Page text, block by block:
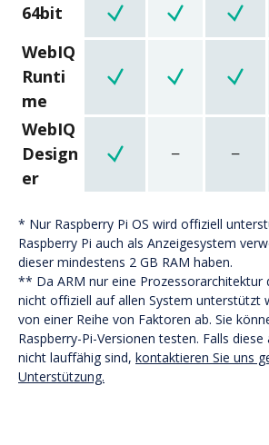
64bit
WebIQ
Runti
me
WebIQ
Design
er
− −
* Nur Raspberry Pi OS wird offiziell
Raspberry Pi auch als Anzeigesystem
dieser mindestens 2 GB RAM haben.
** Da ARM nur eine Prozessorarchitektur
nicht offiziell auf allen System unterstützt
von einer Reihe von Faktoren ab. Sie
Raspberry-Pi-Versionen testen. Falls
nicht lauffähig sind, kontaktieren Sie uns
Unterstützung.